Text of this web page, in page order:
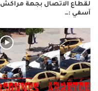
لقطاع الاتصال بجهة مراكش
آسفي :…